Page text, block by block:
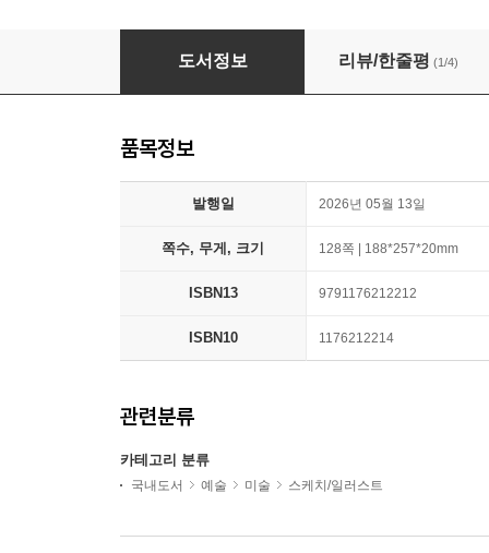
수채로 그리는 식물화
도서정보 리뷰/한줄평 (1/4)
품목정보
발행일 2026년 05월 13일
쪽수, 무게, 크기 128쪽 | 188*257*20mm
ISBN13 9791176212212
ISBN10 1176212214
관련분류
카테고리 분류
국내도서 예술 미술 스케치/일러스트